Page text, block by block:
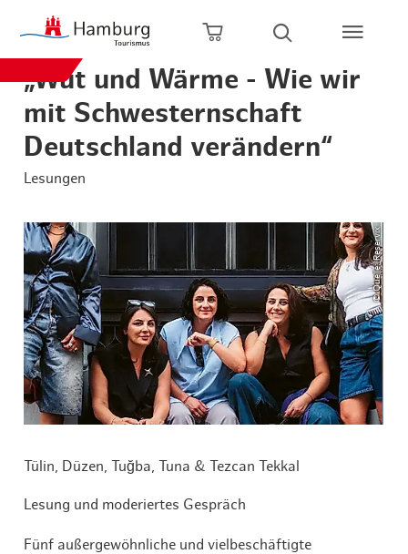
Zum Hauptinhalt springen
Zur Hauptnavigation springen
Zur Volltextsuche springen
Zum Footer springen
Warenkorb öffnen
Suche öffnen
„Wut und Wärme - Wie wir
mit Schwesternschaft
Deutschland verändern“
Lesungen
© Quelle: Reservix
Tülin, Düzen, Tuğba, Tuna & Tezcan Tekkal
Lesung und moderiertes Gespräch
Fünf außergewöhnliche und vielbeschäftigte